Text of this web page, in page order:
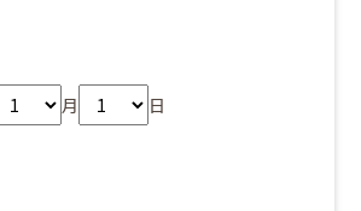
月 日